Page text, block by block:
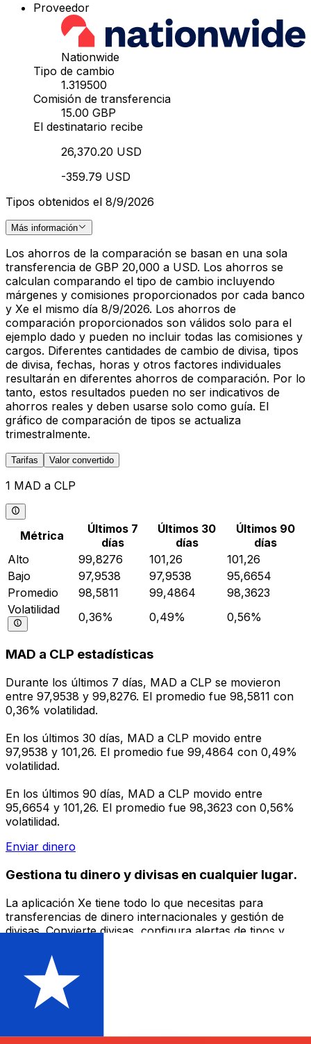
Proveedor
Nationwide
Tipo de cambio
1.319500
Comisión de transferencia
15.00 GBP
El destinatario recibe
26,370.20 USD
-359.79 USD
Tipos obtenidos el 8/9/2026
Más información
Los ahorros de la comparación se basan en una sola
transferencia de GBP 20,000 a USD. Los ahorros se
calculan comparando el tipo de cambio incluyendo
márgenes y comisiones proporcionados por cada banco
y Xe el mismo día 8/9/2026. Los ahorros de
comparación proporcionados son válidos solo para el
ejemplo dado y pueden no incluir todas las comisiones y
cargos. Diferentes cantidades de cambio de divisa, tipos
de divisa, fechas, horas y otros factores individuales
resultarán en diferentes ahorros de comparación. Por lo
tanto, estos resultados pueden no ser indicativos de
ahorros reales y deben usarse solo como guía. El
gráfico de comparación de tipos se actualiza
trimestralmente.
Tarifas Valor convertido
1 MAD a CLP
Métrica
Últimos 7
días
Últimos 30
días
Últimos 90
días
Alto
99,8276 101,26
101,26
Bajo
97,9538 97,9538
95,6654
Promedio
98,5811 99,4864
98,3623
Volatilidad
0,36% 0,49% 0,56%
MAD a CLP estadísticas
Durante los últimos 7 días, MAD a CLP se movieron
entre 97,9538 y 99,8276. El promedio fue 98,5811 con
0,36% volatilidad.
En los últimos 30 días, MAD a CLP movido entre
97,9538 y 101,26. El promedio fue 99,4864 con 0,49%
volatilidad.
En los últimos 90 días, MAD a CLP movido entre
95,6654 y 101,26. El promedio fue 98,3623 con 0,56%
volatilidad.
Enviar dinero
Gestiona tu dinero y divisas en cualquier lugar.
La aplicación Xe tiene todo lo que necesitas para
transferencias de dinero internacionales y gestión de
divisas. Convierte divisas, configura alertas de tipos y
¡Descarga hoy!